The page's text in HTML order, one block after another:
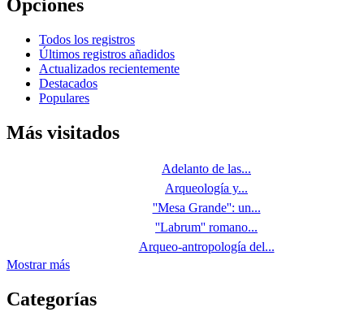
Opciones
Todos los registros
Últimos registros añadidos
Actualizados recientemente
Destacados
Populares
Más visitados
Adelanto de las...
Arqueología y...
''Mesa Grande'': un...
''Labrum'' romano...
Arqueo-antropología del...
Mostrar más
Categorías